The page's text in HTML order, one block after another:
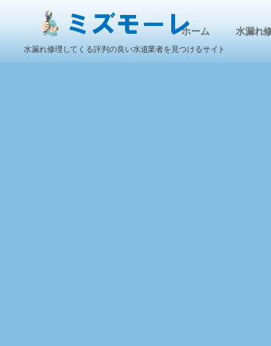
水漏れ修理してくる評判の良い水道業者を見つけるサイト
ホーム 水漏れ